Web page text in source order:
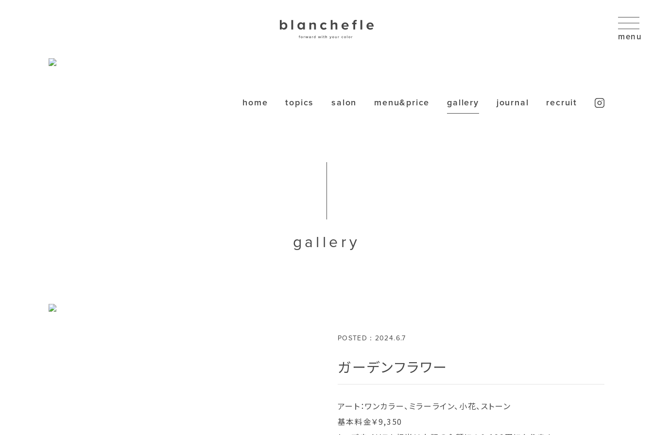
home topics salon menu&price gallery journal recruit
gallery
POSTED：2024.6.7
ガーデンフラワー
アート：ワンカラー、ミラーライン、小花、ストーン
基本料金￥9,350